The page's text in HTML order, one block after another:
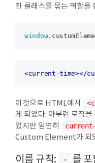
진 클래스를 묶는 역할을
window
<current-time></
이것으로 HTML에서
게 되었다. 아무런 로직을
었지만 엄연히
Custom Element가 되
이름 규칙: - 를